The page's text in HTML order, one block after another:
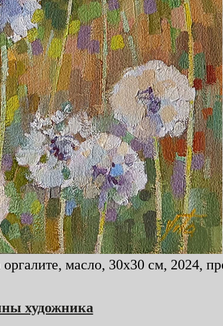
масло, 30x30 см, 2024,
художника